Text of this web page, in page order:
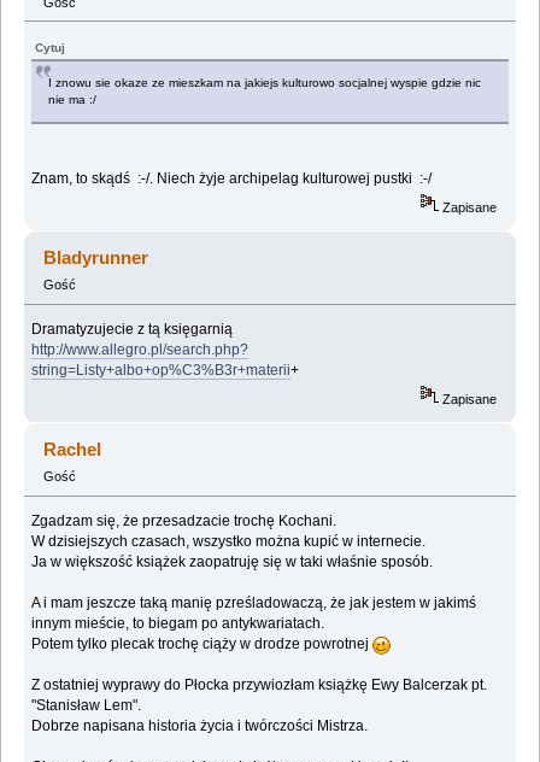
Cytuj
I znowu sie okaze ze mieszkam na jakiejs kulturowo socjalnej wyspie gdzie nic
nie ma :/
Znam, to skądś :-/. Niech żyje archipelag kulturowej pustki :-/
Zapisane
Bladyrunner
Gość
Dramatyzujecie z tą księgarnią
http://www.allegro.pl/search.php?
string=Listy+albo+op%C3%B3r+materii+
Zapisane
Rachel
Gość
Zgadzam się, że przesadzacie trochę Kochani.
W dzisiejszych czasach, wszystko można kupić w internecie.
Ja w większość książek zaopatruję się w taki właśnie sposób.
A i mam jeszcze taką manię pzreśladowaczą, że jak jestem w jakimś
innym mieście, to biegam po antykwariatach.
Potem tylko plecak trochę ciąży w drodze powrotnej
Z ostatniej wyprawy do Płocka przywiozłam książkę Ewy Balcerzak pt.
"Stanisław Lem".
Dobrze napisana historia życia i twórczości Mistrza.